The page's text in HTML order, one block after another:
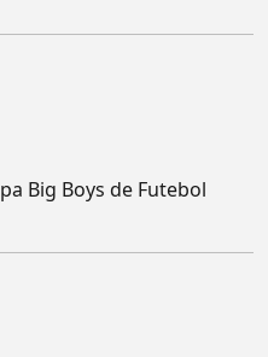
Big Boys de Futebol